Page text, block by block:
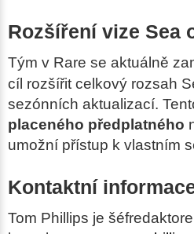
Rozšíření vize Sea
Tým v Rare se aktuálně
cíl rozšířit celkový rozsah
sezónních aktualizací.
placeného předplatného
umožní přístup k vlastním
Kontaktní
Tom Phillips je